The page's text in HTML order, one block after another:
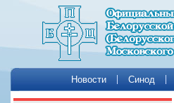
Новости Синод